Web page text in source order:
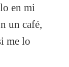
en mi
un café,
me lo